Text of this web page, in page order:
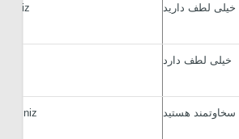
لطف دارید
خیلی لطف دارد
هستید